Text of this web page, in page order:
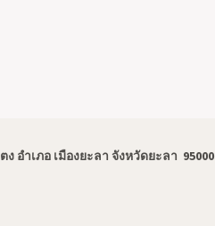
อำเภอ เมืองยะลา จังหวัดยะลา 95000